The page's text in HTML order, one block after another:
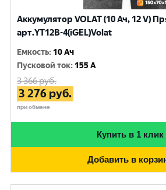
Аккумулятор VOLAT (10 Ач, 12 V)
арт.YT12B-4(iGEL)Volat
Емкость: 10 Ач
Пусковой ток: 155 A
3 366руб.
3 276 руб.
при обмене
Купить в 1 клик
Добавить в